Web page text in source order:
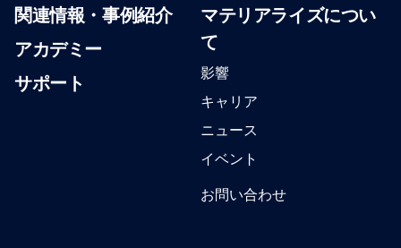
関連情報・事例紹介
アカデミー
サポート
マテリアライズについ
て
影響
キャリア
ニュース
イベント
お問い合わせ